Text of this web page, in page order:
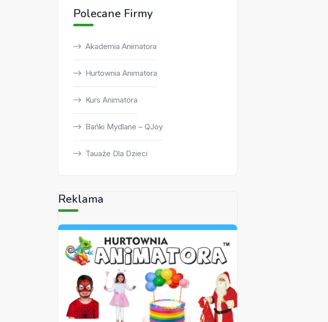
Polecane Firmy
Akademia Animatora
Hurtownia Animatora
Kurs Animatora
Bańki Mydlane – QJoy
Tauaże Dla Dzieci
Reklama